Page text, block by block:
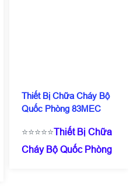
Thiết Bị Chữa Cháy Bộ
Quốc Phòng 83MEC
⭐⭐⭐⭐⭐Thiết Bị Chữa
Cháy Bộ Quốc Phòng